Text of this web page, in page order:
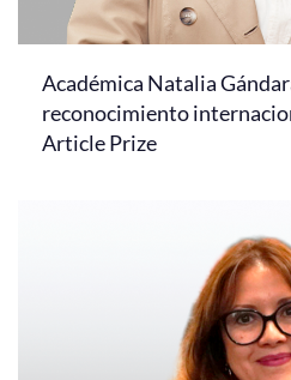
Académica Natalia
reconocimiento
Article Prize